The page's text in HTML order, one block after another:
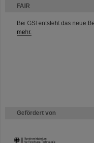
FAIR
Bei GSI entsteht das neue
mehr.
Gefördert von
HMWK